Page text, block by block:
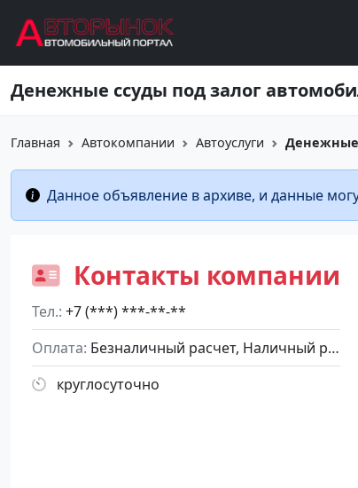
Денежные ссуды под залог
Главная Автокомпании Автоуслуги Денежные
Данное объявление в архиве, и данные
Контакты компании
Тел. +7 (***) ***-**-**
Оплата
Безналичный расчет, Наличный расчет
круглосуточно